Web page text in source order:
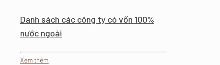
Danh sách các công ty có vốn 100%
nước ngoài
Xem thêm